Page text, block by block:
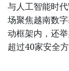
与人工智能时
场聚焦越南数
动框架内，还
超过40家安全